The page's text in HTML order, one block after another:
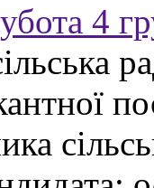
4